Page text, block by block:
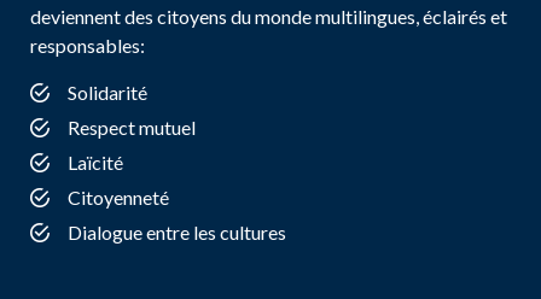
deviennent des citoyens du monde multilingues, éclairés et
responsables:
Solidarité
Respect mutuel
Laïcité
Citoyenneté
Dialogue entre les cultures